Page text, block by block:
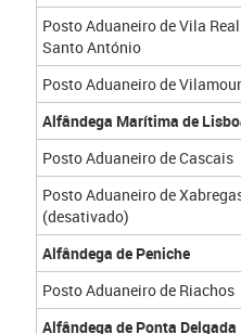
Posto Aduaneiro de Vila
Santo António
Posto Aduaneiro de
Alfândega Marítima de
Posto Aduaneiro de Cascais
Posto Aduaneiro de
(desativado)
Alfândega de Peniche
Posto Aduaneiro de Riachos
Alfândega de Ponta Delgada